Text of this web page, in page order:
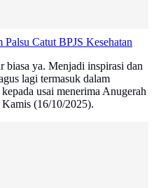
Palsu Catut BPJS Kesehatan
biasa ya. Menjadi inspirasi dan
lagi termasuk dalam
usai menerima Anugerah
(16/10/2025).